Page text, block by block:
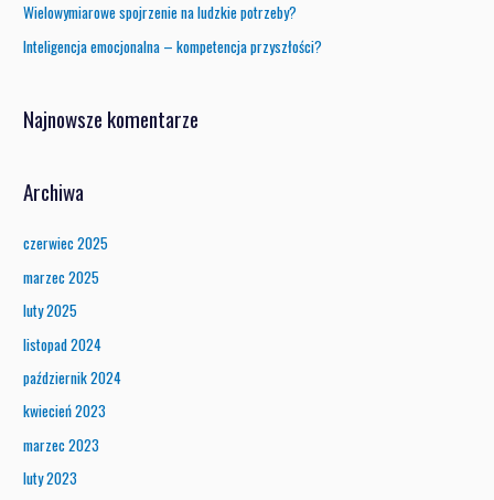
Wielowymiarowe spojrzenie na ludzkie potrzeby?
Inteligencja emocjonalna – kompetencja przyszłości?
Najnowsze komentarze
Archiwa
czerwiec 2025
marzec 2025
luty 2025
listopad 2024
październik 2024
kwiecień 2023
marzec 2023
luty 2023